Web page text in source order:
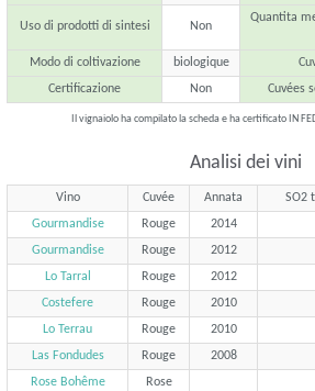
Uso di prodotti di sintesi Non
Quantita
Modo di coltivazione biologique
Certificazione
Non Cuvées
Il vignaiolo ha compilato la scheda e ha certificato IN
Analisi dei vini
Vino Cuvée Annata SO2
Gourmandise
Rouge 2014
Gourmandise
Rouge 2012
Lo Tarral
Rouge 2012
Costefere
Rouge 2010
Lo Terrau
Rouge 2010
Las Fondudes
Rouge 2008
Rose Bohême
Rose